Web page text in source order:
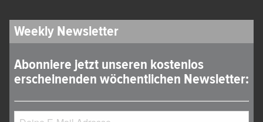
Weekly Newsletter
Abonniere jetzt unseren kostenlos
erscheinenden wöchentlichen Newsletter: